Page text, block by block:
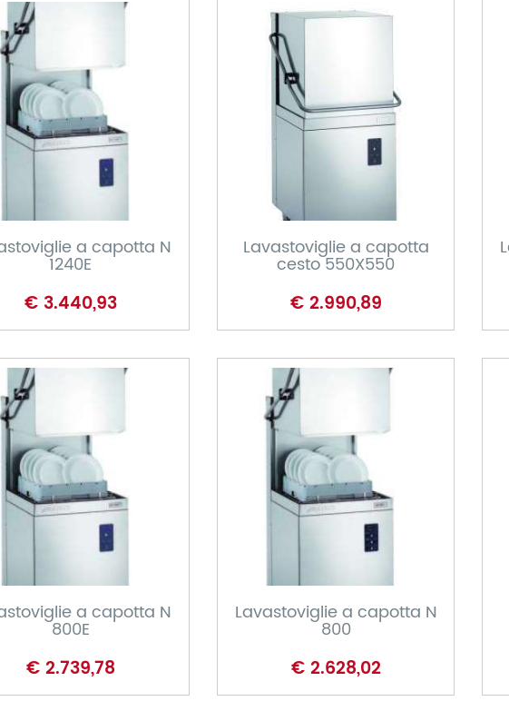
a capotta N
1240E
€ 3.440,93
CARRELLO
Lavastoviglie a capotta
cesto 550X550
€ 2.990,89
a capotta N
800E
€ 2.739,78
Lavastoviglie a capotta N
800
€ 2.628,02